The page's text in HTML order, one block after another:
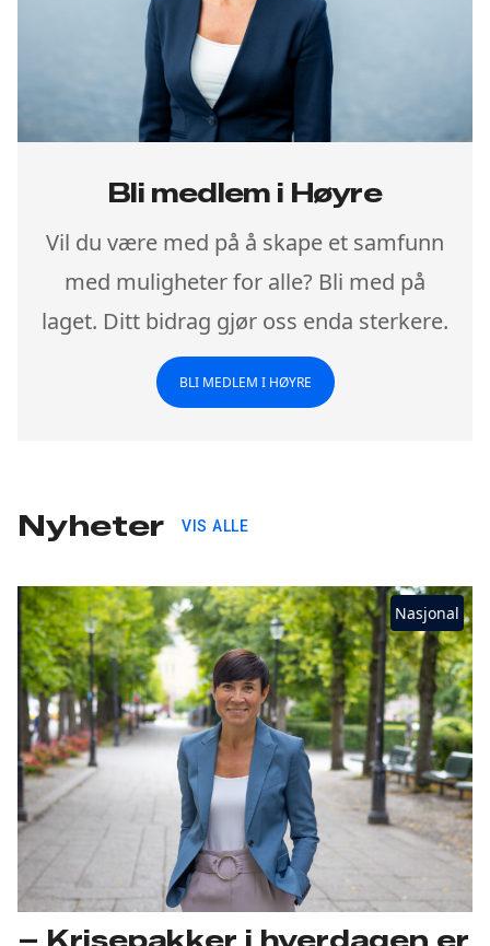
Bli medlem i Høyre
Vil du være med på å skape et samfunn
med muligheter for alle? Bli med på
laget. Ditt bidrag gjør oss enda sterkere.
BLI MEDLEM I HØYRE
Nyheter VIS ALLE
Nasjonal